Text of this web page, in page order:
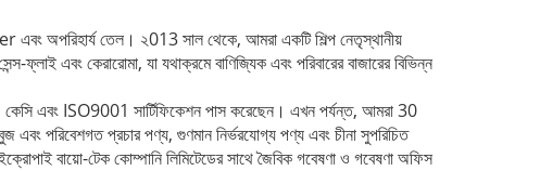
এবং অপরিহার্য তেল। ২013 সাল থেকে, আমরা একটি শিল্প নেতৃস্থানীয়
ফ্লাই এবং কেরারোমা, যা যথাক্রমে বাণিজ্যিক এবং পরিবারের বাজারের বিভিন্ন
এবং ISO9001 সার্টিফিকেশন পাস করেছেন। এখন পর্যন্ত, আমরা 30
এবং পরিবেশগত প্রচার পণ্য, গুণমান নির্ভরযোগ্য পণ্য এবং চীনা সুপরিচিত
বায়ো-টেক কোম্পানি লিমিটেডের সাথে জৈবিক গবেষণা ও গবেষণা অফিস